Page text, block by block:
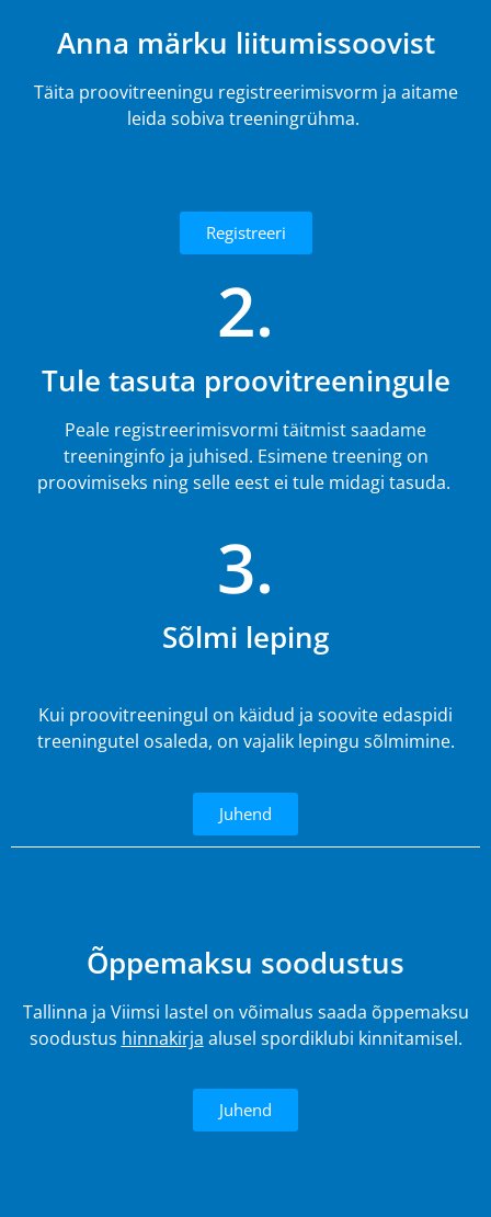
Anna märku liitumissoovist
Täita proovitreeningu registreerimisvorm ja aitame
leida sobiva treeningrühma.
Registreeri
2.
Tule tasuta proovitreeningule
Peale registreerimisvormi täitmist saadame
treeninginfo ja juhised. Esimene treening on
proovimiseks ning selle eest ei tule midagi tasuda.
3.
Sõlmi leping
Kui proovitreeningul on käidud ja soovite edaspidi
treeningutel osaleda, on vajalik lepingu sõlmimine.
Juhend
Õppemaksu soodustus
Tallinna ja Viimsi lastel on võimalus saada õppemaksu
soodustus hinnakirja alusel spordiklubi kinnitamisel.
Juhend